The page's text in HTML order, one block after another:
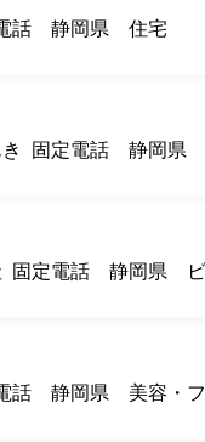
話 静岡県 住宅
固定電話 静岡県
固定電話 静岡県
話 静岡県 美容・